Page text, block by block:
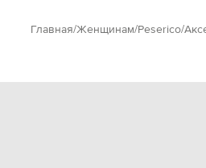
Главная Женщинам Peserico